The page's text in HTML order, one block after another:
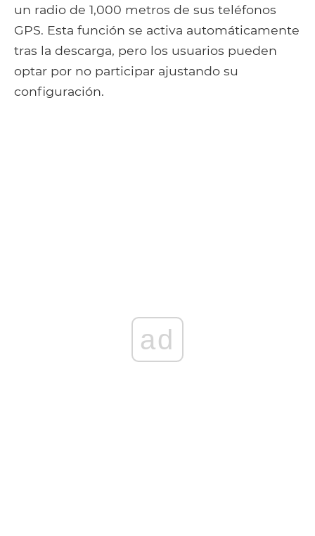
un radio de 1,000 metros de sus teléfonos
GPS. Esta función se activa automáticamente
tras la descarga, pero los usuarios pueden
optar por no participar ajustando su
configuración.
ad